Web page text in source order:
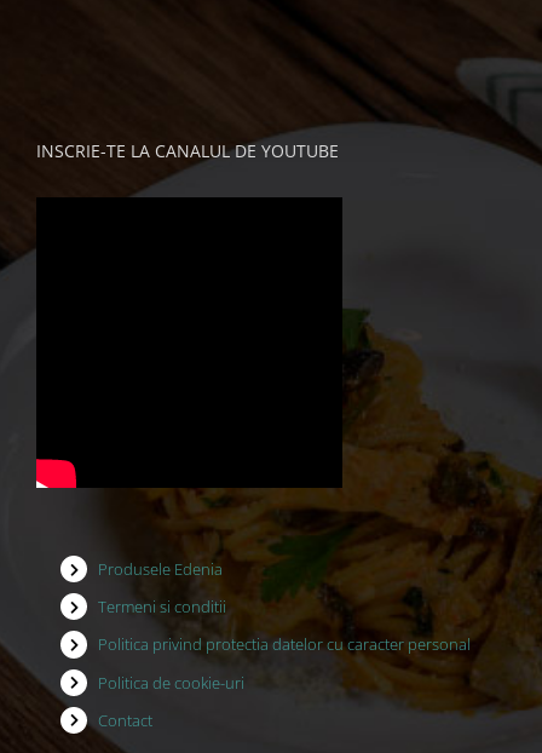
INSCRIE-TE LA CANALUL DE YOUTUBE
Produsele Edenia
Termeni si conditii
Politica privind protectia datelor cu caracter personal
Politica de cookie-uri
Contact